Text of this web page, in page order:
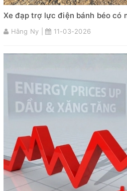
Xe đạp trợ lực điện bánh béo có
Hằng Ny | 11-03-2026